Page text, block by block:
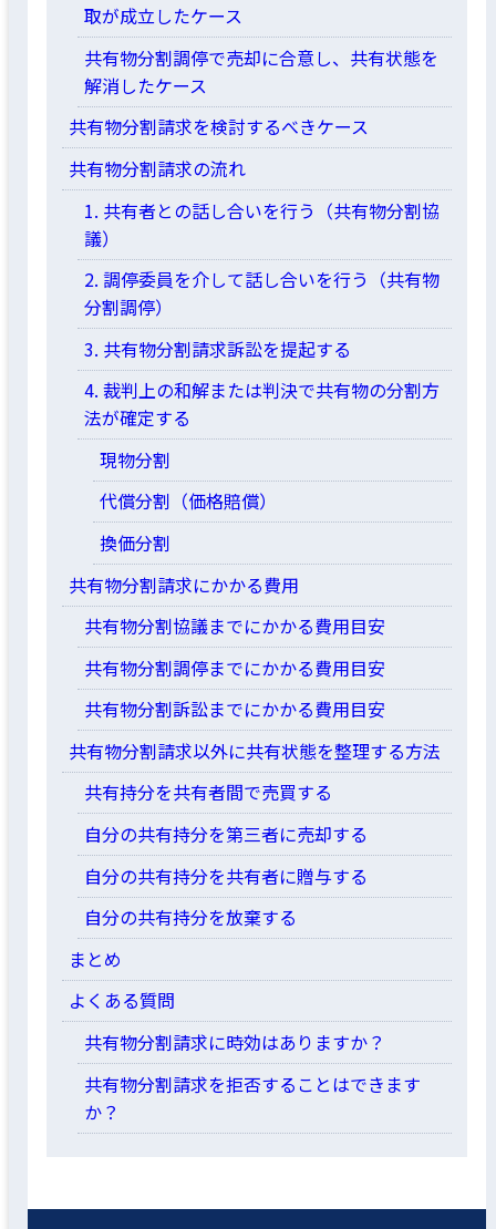
取が成立したケース
共有物分割調停で売却に合意し、共有状態を
解消したケース
共有物分割請求を検討するべきケース
共有物分割請求の流れ
1. 共有者との話し合いを行う（共有物分割協
議）
2. 調停委員を介して話し合いを行う（共有物
分割調停）
3. 共有物分割請求訴訟を提起する
4. 裁判上の和解または判決で共有物の分割方
法が確定する
現物分割
代償分割（価格賠償）
換価分割
共有物分割請求にかかる費用
共有物分割協議までにかかる費用目安
共有物分割調停までにかかる費用目安
共有物分割訴訟までにかかる費用目安
共有物分割請求以外に共有状態を整理する方法
共有持分を共有者間で売買する
自分の共有持分を第三者に売却する
自分の共有持分を共有者に贈与する
自分の共有持分を放棄する
まとめ
よくある質問
共有物分割請求に時効はありますか？
共有物分割請求を拒否することはできます
か？